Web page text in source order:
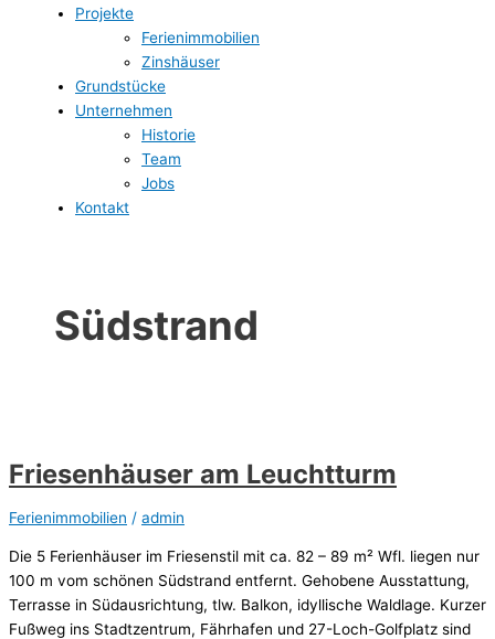
Projekte
Ferienimmobilien
Zinshäuser
Grundstücke
Unternehmen
Historie
Team
Jobs
Kontakt
Südstrand
Friesenhäuser am Leuchtturm
Ferienimmobilien / admin
Die 5 Ferienhäuser im Friesenstil mit ca. 82 – 89 m² Wfl. liegen nur
100 m vom schönen Südstrand entfernt. Gehobene Ausstattung,
Terrasse in Südausrichtung, tlw. Balkon, idyllische Waldlage. Kurzer
Fußweg ins Stadtzentrum, Fährhafen und 27-Loch-Golfplatz sind